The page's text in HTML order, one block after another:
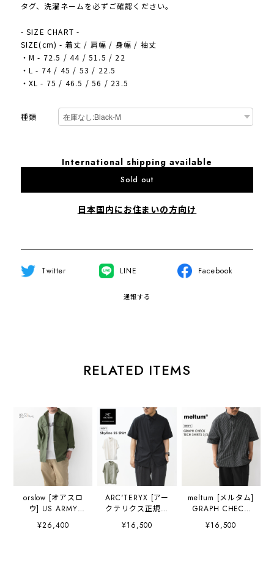
タグ、洗濯ネームを必ずご確認ください。
- SIZE CHART -
SIZE(cm) - 着丈 / 肩幅 / 身幅 / 袖丈
・M - 72.5 / 44 / 51.5 / 22
・L - 74 / 45 / 53 / 22.5
・XL - 75 / 46.5 / 56 / 23.5
種類
International shipping available
Sold out
日本国内にお住まいの方向け
Twitter LINE Facebook
通報する
RELATED ITEMS
orslow [オアスロ
ウ] US ARMY
SHIRT [03-8045-
16] ユーエスアー
¥26,400
ARC'TERYX [アー
クテリクス正規代
理店] Skyline SS
Shirt Men's
¥16,500
meltum [メルタム]
GRAPH CHECK
TECH SHIRTS
S/S [MTM-SH-
¥16,500